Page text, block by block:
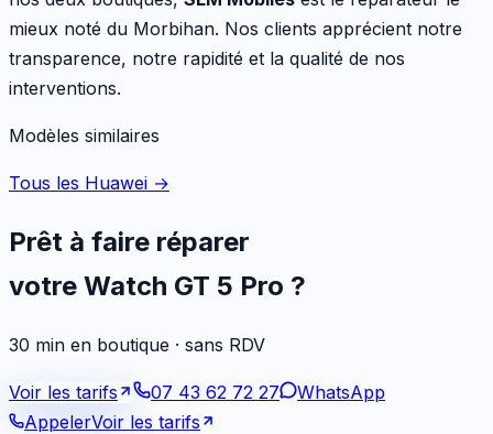
mieux noté du Morbihan. Nos clients apprécient notre
transparence, notre rapidité et la qualité de nos
interventions.
Modèles similaires
Tous les Huawei →
Prêt à faire réparer
votre Watch GT 5 Pro ?
30 min en boutique · sans RDV
Voir les tarifs 07 43 62 72 27
WhatsApp
AppelerVoir les tarifs